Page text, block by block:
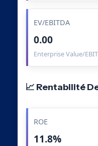
EV/EBITDA
0.00
Enterprise Value/
📈 Rentabilité
ROE
11.8%